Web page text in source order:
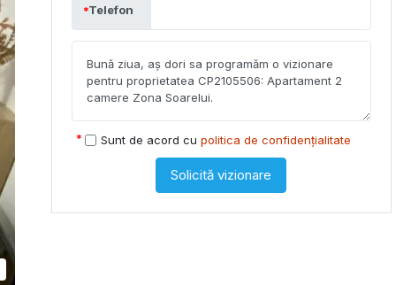
Telefon
Sunt de acord cu politica de confidențialitate
Solicită vizionare